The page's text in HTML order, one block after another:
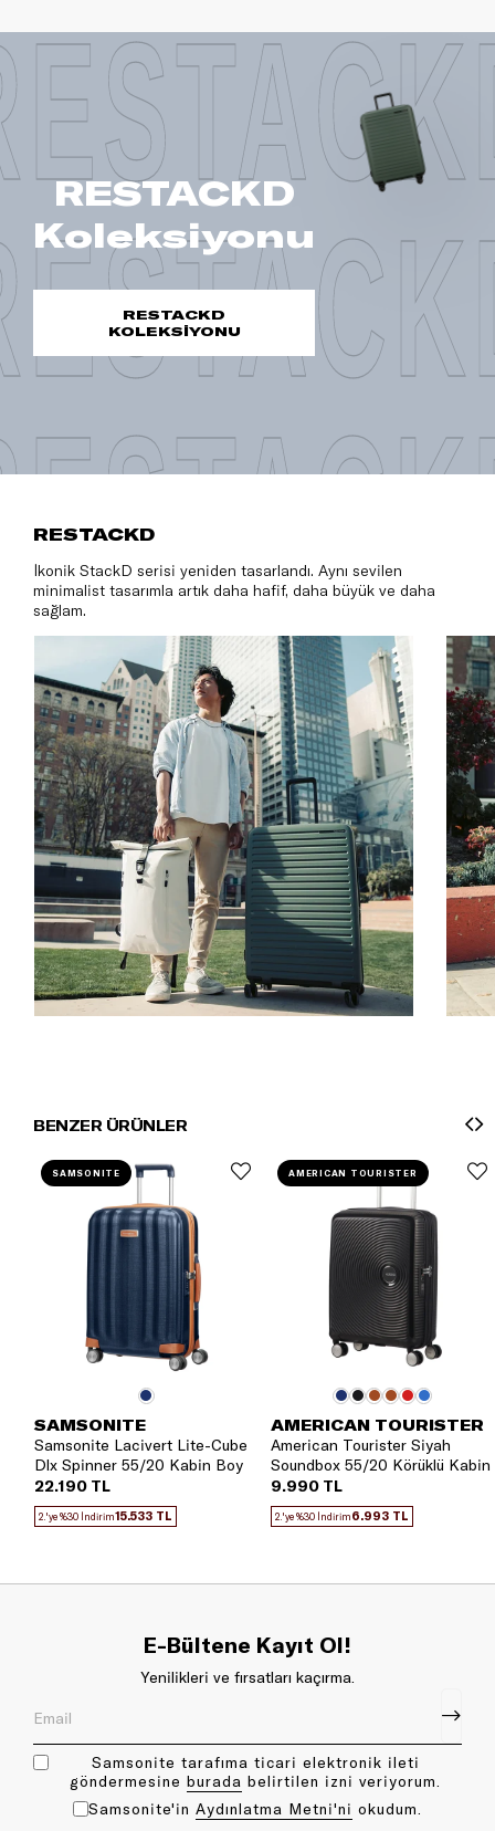
RESTACKD
Koleksiyonu
RESTACKD
KOLEKSİYONU
RESTACKD
İkonik StackD serisi yeniden tasarlandı. Aynı sevilen
minimalist tasarımla artık daha hafif, daha büyük ve daha
sağlam.
BENZER ÜRÜNLER
SAMSONITE
Samsonite Lacivert Lite-Cube
Dlx Spinner 55/20 Kabin Boy
Valiz
22.190 TL
2.'ye %30 İndirim15.533 TL
SAMSONITE
AMERICAN TOURISTER
American Tourister Siyah
Soundbox 55/20 Körüklü Kabin
Boy Valiz
9.990 TL
2.'ye %30 İndirim6.993 TL
AMERICAN TOURISTER
E-Bültene Kayıt Ol!
Yenilikleri ve fırsatları kaçırma.
Samsonite tarafıma ticari elektronik ileti
göndermesine bu rada belirtilen izni veriyorum.
Samsonite'in Aydınlatma Metni'ni okudum.